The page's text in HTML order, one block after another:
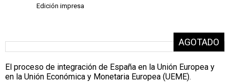
Edición impresa
El proceso de integración de España en la Unión Europea y
en la Unión Económica y Monetaria Europea (UEME).